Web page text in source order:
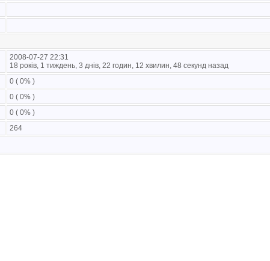
2008-07-27 22:31
18 років, 1 тиждень, 3 днів, 22 годин, 12 хвилин, 48 секунд назад
0 ( 0% )
0 ( 0% )
0 ( 0% )
264